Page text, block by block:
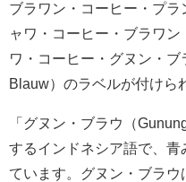
ブラワン・コーヒー・プ
ャワ・コーヒー・ブラワ
ワ・コーヒー・グヌン・
Blauw）のラベルが付けら
「グヌン・ブラウ（
するインドネシア語で、
ています。グヌン・ブラ